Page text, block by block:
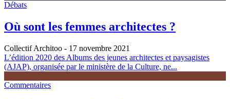
Débats
Où sont les femmes architectes ?
Collectif Architoo - 17 novembre 2021
L’édition 2020 des Albums des jeunes architectes et paysagistes
(AJAP), organisée par le ministère de la Culture, ne...
Commentaires